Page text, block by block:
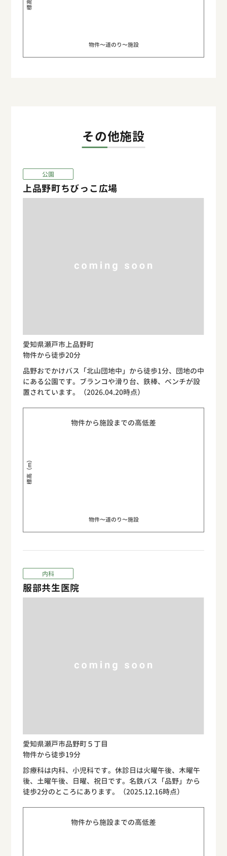
物件〜道のり〜施設
その他施設
公園
上品野町ちびっこ広場
愛知県瀬戸市上品野町
物件から徒歩20分
品野おでかけバス「北山団地中」から徒歩1分、団地の中
にある公園です。ブランコや滑り台、鉄棒、ベンチが設
置されています。（2026.04.20時点）
物件から施設までの高低差
標高（m）
物件〜道のり〜施設
内科
服部共生医院
愛知県瀬戸市品野町５丁目
物件から徒歩19分
診療科は内科、小児科です。休診日は火曜午後、木曜午
後、土曜午後、日曜、祝日です。名鉄バス「品野」から
徒歩2分のところにあります。（2025.12.16時点）
物件から施設までの高低差